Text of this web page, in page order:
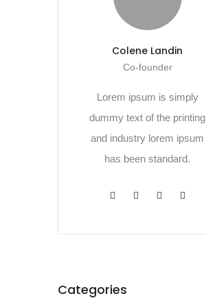
Colene Landin
Co-founder
Lorem ipsum is simply
dummy text of the printing
and industry lorem ipsum
has been standard.
Categories